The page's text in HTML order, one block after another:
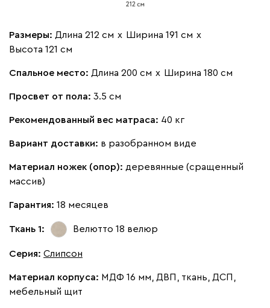
Марсала
Жёлтый Песочный Розовый
Кларинс 2387
Размеры: Длина 212 см х Ширина 191 см х
Высота 121 см
Спальное место: Длина 200 см х Ширина 180 см
Просвет от пола: 3.5 см
Рекомендованный вес матраса: 40 кг
Вариант доставки: в разобранном виде
Материал ножек (опор): деревянные (сращенный
массив)
Гарантия: 18 месяцев
Ткань 1: Велютто 18 велюр
Серия: Слипсон
Материал корпуса: МДФ 16 мм, ДВП, ткань, ДСП,
мебельный щит